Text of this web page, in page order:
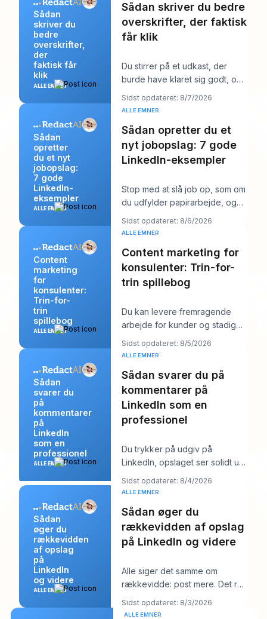
Sådan
skriver du
bedre
overskrifter,
der
faktisk får
klik
ALLE EMNER
Sådan skriver du bedre
overskrifter, der faktisk
får klik
Du stirrer på et udkast, der
burde have klaret sig godt, og
overskriften er sandsynligvis
det første
Sidst opdateret: 8/7/2026
Sådan
opretter
du et nyt
jobopslag:
7 gode
LinkedIn-
eksempler
ALLE EMNER
ALLE EMNER
Sådan opretter du et
nyt jobopslag: 7 gode
LinkedIn-eksempler
Stop med at slå job op, som om
du udfylder papirarbejde, og
begynd at skrive dem, som om
du prøver a
Sidst opdateret: 8/6/2026
Content
marketing
for
konsulenter:
Trin-for-
trin
spillebog
ALLE EMNER
ALLE EMNER
Content marketing for
konsulenter: Trin-for-
trin spillebog
Du kan levere fremragende
arbejde for kunder og stadig
føle dig mærkeligt usynlig
online. Arbejdet b
Sidst opdateret: 8/5/2026
Sådan
svarer du
på
kommentarer
på
LinkedIn
som en
professionel
ALLE EMNER
ALLE EMNER
Sådan svarer du på
kommentarer på
LinkedIn som en
professionel
Du trykker på udgiv på
LinkedIn, opslaget ser solidt ud,
og så begynder arbejdet. Et
par kommentarer
Sidst opdateret: 8/4/2026
Sådan
øger du
rækkevidden
af opslag
på
LinkedIn
og videre
ALLE EMNER
ALLE EMNER
Sådan øger du
rækkevidden af opslag
på LinkedIn og videre
Alle siger det samme om
rækkevidde: post mere. Det råd
lyder produktivt, men det
skjuler som regel k
Sidst opdateret: 8/3/2026
ALLE EMNER